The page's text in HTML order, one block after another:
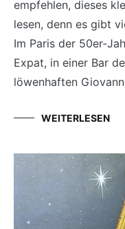
empfehlen, dieses
lesen, denn es gibt
Im Paris der 50er-
Expat, in einer Bar
löwenhaften
WEITERLESEN